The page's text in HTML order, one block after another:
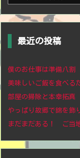
最近の投稿
僕のお仕事は準備八割
美味しいご飯を食べる
部屋の掃除と本幸拓真
やっぱり故郷で錦を飾
まだまだある！ ご当